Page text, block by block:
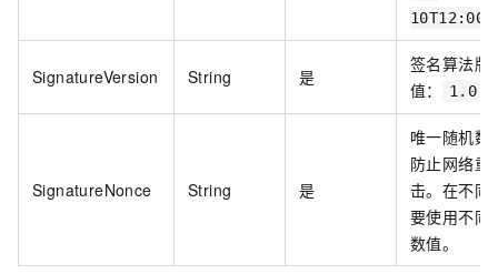
SignatureVersion String 是
签名算法版
值：
1.0
SignatureNonce String 是
唯一随机数
防止网络重
击。在不同
要使用不同
数值。